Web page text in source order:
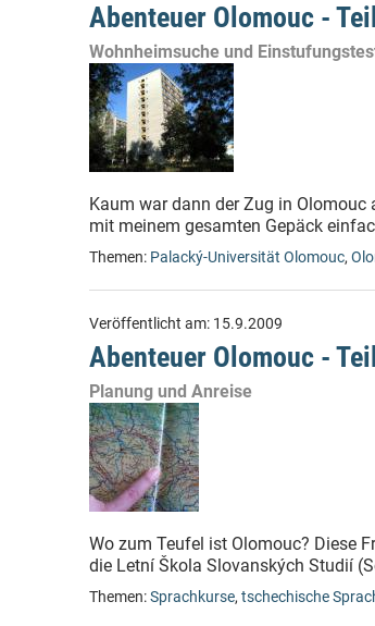
Abenteuer Olomouc -
Wohnheimsuche und
Kaum war dann der Zug in
mit meinem gesamten Gepäck
Themen: Palacký-Universität Olomouc,
Veröffentlicht am: 15.9.2009
Abenteuer Olomouc -
Planung und Anreise
Wo zum Teufel ist Olomouc? Diese
die Letní Škola Slovanských Studií
Themen:Sprachkurse, tschechische